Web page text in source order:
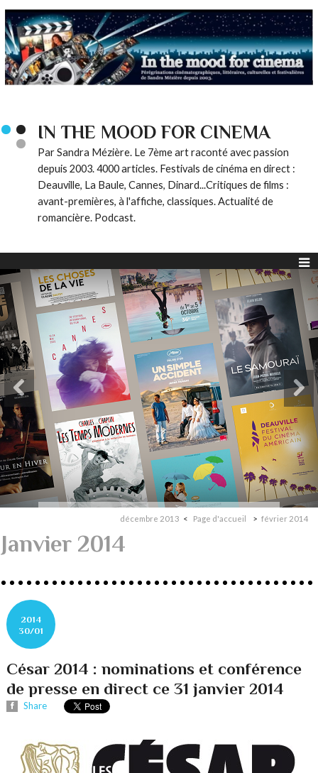
IN THE MOOD FOR CINEMA
Par Sandra Mézière. Le 7ème art raconté avec passion
depuis 2003. 4000 articles. Festivals de cinéma en direct :
Deauville, La Baule, Cannes, Dinard...Critiques de films :
avant-premières, à l'affiche, classiques. Actualité de
romancière. Podcast.
décembre 2013 Page d'accueil février 2014
Janvier 2014
2014
30/01
César 2014 : nominations et conférence
de presse en direct ce 31 janvier 2014
Share